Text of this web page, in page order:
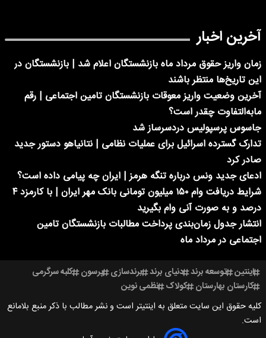
آخرین اخبار
زمان واریز حقوق مرداد ماه بازنشستگان اعلام شد | بازنشستگان در
این تاریخ‌ها منتظر باشند
آخرین وضعیت واریز معوقات بازنشستگان تامین اجتماعی | رقم
مابه‌التفاوت چقدر است؟
جاسوس پرسپولیس دردسرساز شد
تدارک گسترده اسرائیل برای عملیات نظامی | نتانیاهو دستور جدید
صادر کرد
ادعای جدید ونس درباره تنگه هرمز | ایران چه پیامی داده است؟
شرایط دریافت وام ۱۵۰ میلیون تومانی بانک مهر ایران | با کارمزد ۴
درصد و به صورت آنی وام بگیرید
انتشار جدول زمان‌بندی پرداخت مطالبات بازنشستگان تامین
اجتماعی در مرداد ماه
اینتین توسعه برند دنیای برند برندسازی پرسون کلبه سرگرمی
کارستان بهارستان کولاک نظمی نوین
کلیه حقوق این سایت متعلق به اینتیتر است و نشر مطالب با ذکر منبع بلامانع
است.